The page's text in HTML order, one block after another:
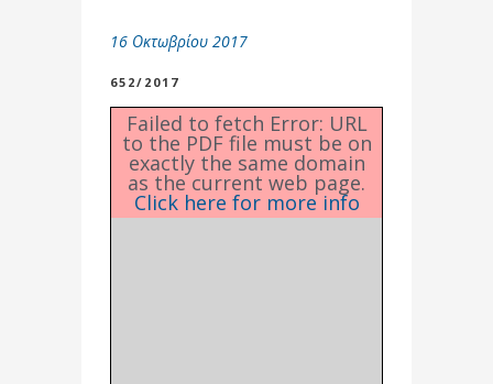
16 Οκτωβρίου 2017
652/2017
Failed to fetch Error: URL
to the PDF file must be on
exactly the same domain
as the current web page.
Click here for more info